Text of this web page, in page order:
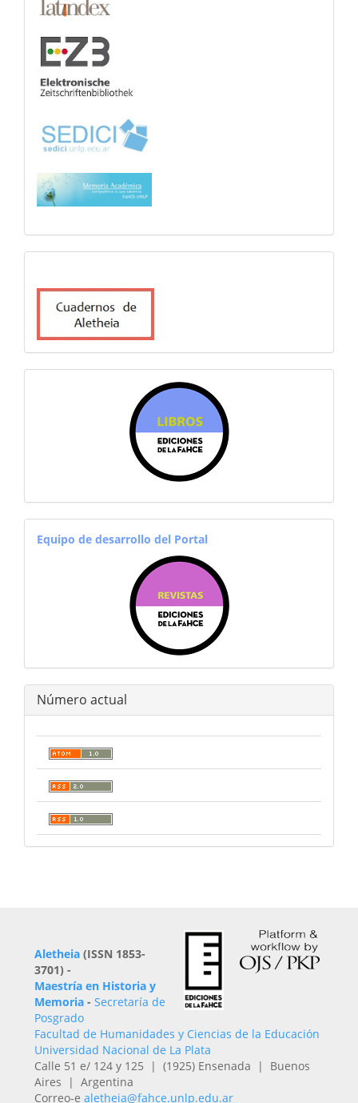
equiporevistas
Equipo de desarrollo del Portal
Número actual
Aletheia (ISSN 1853-
3701) -
Maestría en Historia y
Memoria - Secretaría de
Posgrado
Facultad de Humanidades y Ciencias de la Educación
Universidad Nacional de La Plata
Calle 51 e/ 124 y 125 | (1925) Ensenada | Buenos
Aires | Argentina
Correo-e aletheia@fahce.unlp.edu.ar